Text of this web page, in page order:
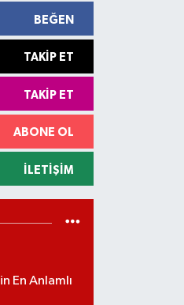
BEĞEN
TAKIP ET
TAKIP ET
ABONE OL
İLETIŞIM
En Anlamlı